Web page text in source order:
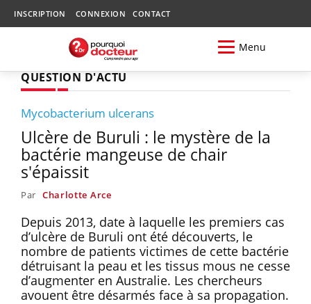
INSCRIPTION CONNEXION CONTACT
Menu
QUESTION D'ACTU
Mycobacterium ulcerans
Ulcère de Buruli : le mystère de la
bactérie mangeuse de chair
s'épaissit
Par Charlotte Arce
Depuis 2013, date à laquelle les premiers cas
d’ulcère de Buruli ont été découverts, le
nombre de patients victimes de cette bactérie
détruisant la peau et les tissus mous ne cesse
d’augmenter en Australie. Les chercheurs
avouent être désarmés face à sa propagation.